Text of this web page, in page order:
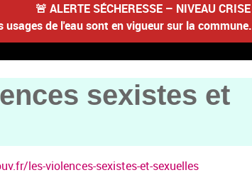
🚨 ALERTE SÉCHERESSE – NIVEAU CRISE
usages de l'eau sont en vigueur sur la commune.
sexistes et
les-violences-sexistes-et-sexuelles